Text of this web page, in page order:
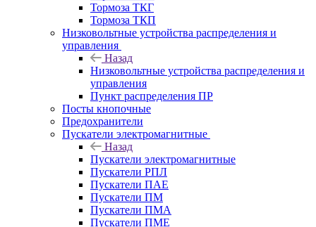
Тормоза ТКГ
Тормоза ТКП
Низковольтные устройства распределения и
управления
Назад
Низковольтные устройства распределения и
управления
Пункт распределения ПР
Посты кнопочные
Предохранители
Пускатели электромагнитные
Назад
Пускатели электромагнитные
Пускатели РПЛ
Пускатели ПАЕ
Пускатели ПМ
Пускатели ПМА
Пускатели ПМЕ